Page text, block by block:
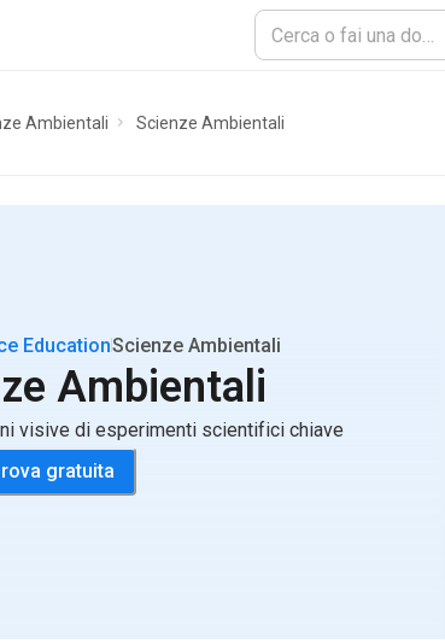
Ambientali Scienze Ambientali
EducationScienze Ambientali
Ambientali
visive di esperimenti scientifici chiave
gratuita